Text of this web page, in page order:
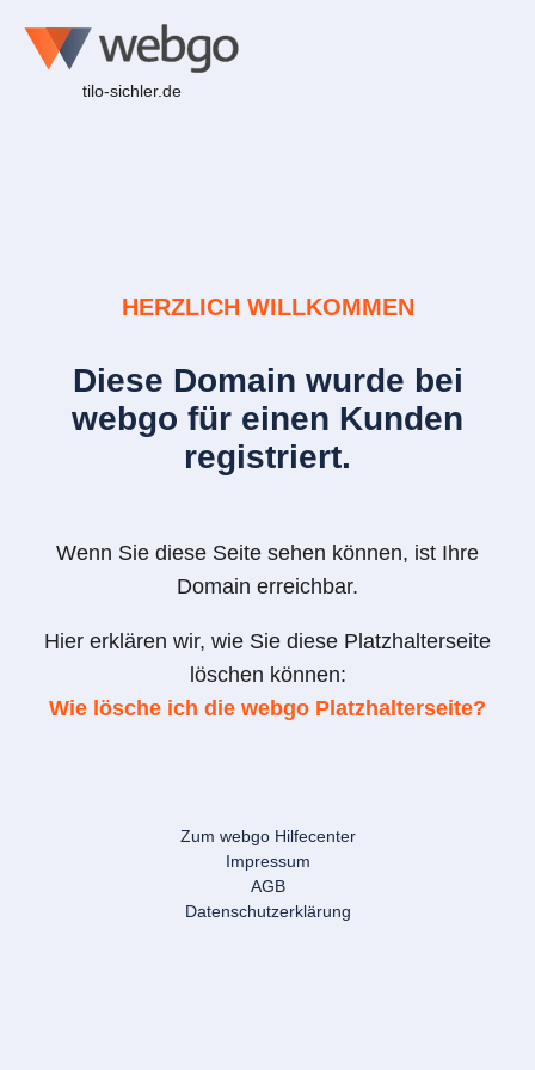
tilo-sichler.de
HERZLICH WILLKOMMEN
Diese Domain wurde bei
webgo für einen Kunden
registriert.
Wenn Sie diese Seite sehen können, ist Ihre
Domain erreichbar.
Hier erklären wir, wie Sie diese Platzhalterseite
löschen können:
Wie lösche ich die webgo Platzhalterseite?
Zum webgo Hilfecenter
Impressum
AGB
Datenschutzerklärung